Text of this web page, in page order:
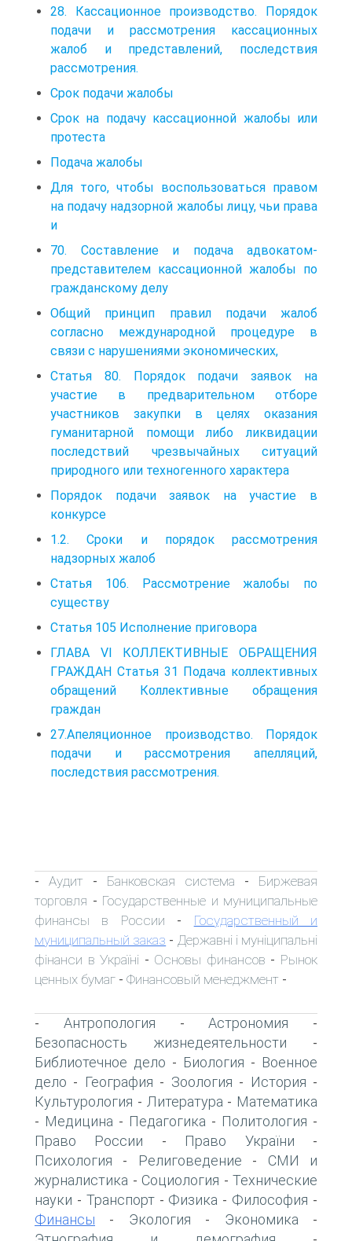
28. Кассационное производство. Порядок
подачи и рассмотрения кассационных
жалоб и представлений, последствия
рассмотрения.
Срок подачи жалобы
Срок на подачу кассационной жалобы или
протеста
Подача жалобы
Для того, чтобы воспользоваться правом
на подачу надзорной жалобы лицу, чьи права
и
70. Составление и подача адвокатом-
представителем кассационной жалобы по
гражданскому делу
Общий принцип правил подачи жалоб
согласно международной процедуре в
связи с нарушениями экономических,
Статья 80. Порядок подачи заявок на
участие в предварительном отборе
участников закупки в целях оказания
гуманитарной помощи либо ликвидации
последствий чрезвычайных ситуаций
природного или техногенного характера
Порядок подачи заявок на участие в
конкурсе
1.2. Сроки и порядок рассмотрения
надзорных жалоб
Статья 106. Рассмотрение жалобы по
существу
Статья 105 Исполнение приговора
ГЛАВА VI КОЛЛЕКТИВНЫЕ ОБРАЩЕНИЯ
ГРАЖДАН Статья 31 Подача коллективных
обращений Коллективные обращения
граждан
27.Апеляционное производство. Порядок
подачи и рассмотрения апелляций,
последствия рассмотрения.
- Аудит - Банковская система - Биржевая
торговля - Государственные и муниципальные
финансы в России - Государственный и
муниципальный заказ - Державні і муніципальні
фінанси в Україні - Основы финансов - Рынок
ценных бумаг - Финансовый менеджмент -
- Антропология -Астрономия -
Безопасность жизнедеятельности -
Библиотечное дело - Биология - Военное
дело - География - Зоология - История -
Культурология - Литература - Математика
- Медицина - Педагогика - Политология -
Право России - Право України -
Психология - Религоведение - СМИ и
журналистика - Социология - Технические
науки - Транспорт- Физика - Философия -
Финансы - Экология - Экономика -